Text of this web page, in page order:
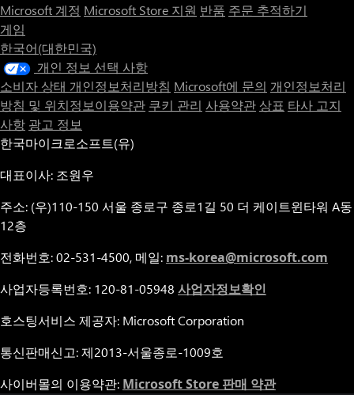
Microsoft 계정 Microsoft Store 지원 반품 주문 추적하기
게임
한국어(대한민국)
개인 정보 선택 사항
소비자 상태 개인정보처리방침 Microsoft에 문의 개인정보처리
방침 및 위치정보이용약관 쿠키 관리 사용약관 상표 타사 고지
사항 광고 정보
한국마이크로소프트(유)
대표이사: 조원우
주소: (우)110-150 서울 종로구 종로1길 50 더 케이트윈타워 A동
12층
전화번호: 02-531-4500, 메일: ms-korea@microsoft.com
사업자등록번호: 120-81-05948 사업자정보확인
호스팅서비스 제공자: Microsoft Corporation
통신판매신고: 제2013-서울종로-1009호
사이버몰의 이용약관: Microsoft Store 판매 약관